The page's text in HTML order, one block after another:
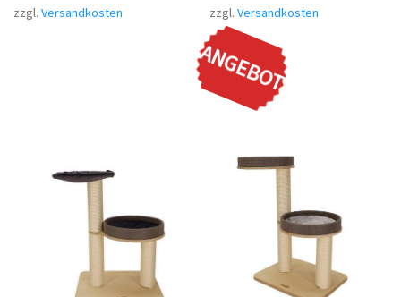
zzgl. Versandkosten
zzgl. Versandkosten
ANGEBOT